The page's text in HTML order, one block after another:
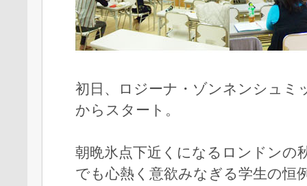
初日、ロジーナ・ゾンネンシュミ
からスタート。
朝晩氷点下近くになるロンドンの
でも心熱く意欲みなぎる学生の恒